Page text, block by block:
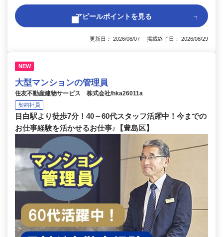
アピールポイントを見る
更新日： 2026/08/07 掲載終了日： 2026/08/29
NEW
大型マンションの管理員
住友不動産建物サービス 株式会社/hka26011a
契約社員
目白駅より徒歩7分！40～60代スタッフ活躍中！今までの
お仕事経験を活かせるお仕事♪【豊島区】